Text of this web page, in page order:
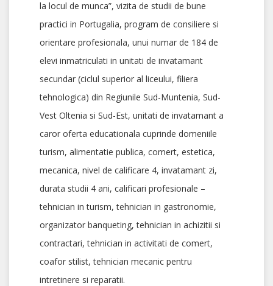
la locul de munca”, vizita de studii de bune
practici in Portugalia, program de consiliere si
orientare profesionala, unui numar de 184 de
elevi inmatriculati in unitati de invatamant
secundar (ciclul superior al liceului, filiera
tehnologica) din Regiunile Sud-Muntenia, Sud-
Vest Oltenia si Sud-Est, unitati de invatamant a
caror oferta educationala cuprinde domeniile
turism, alimentatie publica, comert, estetica,
mecanica, nivel de calificare 4, invatamant zi,
durata studii 4 ani, calificari profesionale –
tehnician in turism, tehnician in gastronomie,
organizator banqueting, tehnician in achizitii si
contractari, tehnician in activitati de comert,
coafor stilist, tehnician mecanic pentru
intretinere si reparatii.